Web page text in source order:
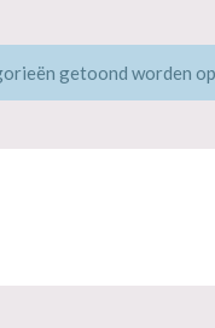
getoond worden